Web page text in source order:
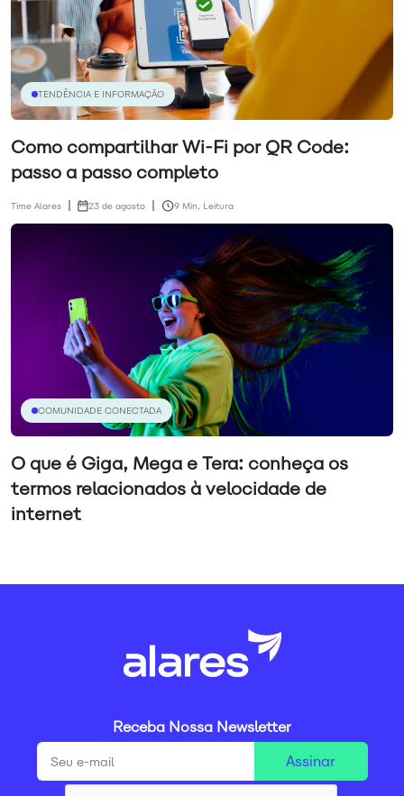
TENDÊNCIA E INFORMAÇÃO
Como compartilhar Wi-Fi por QR Code:
passo a passo completo
Time Alares 23 de agosto 9 Min. Leitura
COMUNIDADE CONECTADA
O que é Giga, Mega e Tera: conheça os
termos relacionados à velocidade de
internet
Receba Nossa Newsletter
Assinar